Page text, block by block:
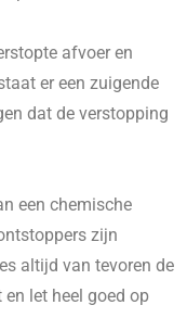
afvoer en
er een zuigende
dat de verstopping
een chemische
zijn
altijd van tevoren de
let heel goed op